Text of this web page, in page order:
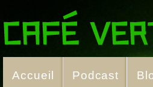
Accueil Podcast